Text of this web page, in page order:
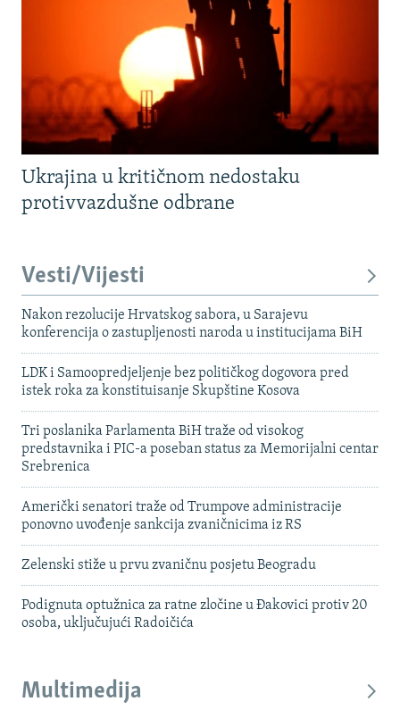
Ukrajina u kritičnom nedostaku
protivvazdušne odbrane
Vesti/Vijesti
Nakon rezolucije Hrvatskog sabora, u Sarajevu
konferencija o zastupljenosti naroda u institucijama BiH
LDK i Samoopredjeljenje bez političkog dogovora pred
istek roka za konstituisanje Skupštine Kosova
Tri poslanika Parlamenta BiH traže od visokog
predstavnika i PIC-a poseban status za Memorijalni centar
Srebrenica
Američki senatori traže od Trumpove administracije
ponovno uvođenje sankcija zvaničnicima iz RS
Zelenski stiže u prvu zvaničnu posjetu Beogradu
Podignuta optužnica za ratne zločine u Đakovici protiv 20
osoba, uključujući Radoičića
Multimedija